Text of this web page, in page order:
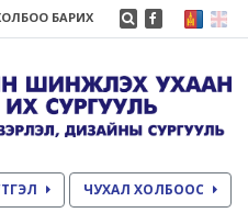
БАРИХ
ЧУХАЛ ХОЛБООС